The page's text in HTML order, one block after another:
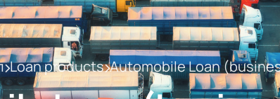
Loan products Automobile Loan